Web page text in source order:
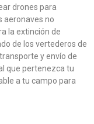
drones para
aeronaves no
la extinción de
de los vertederos de
y envío de
que pertenezca tu
a tu campo para